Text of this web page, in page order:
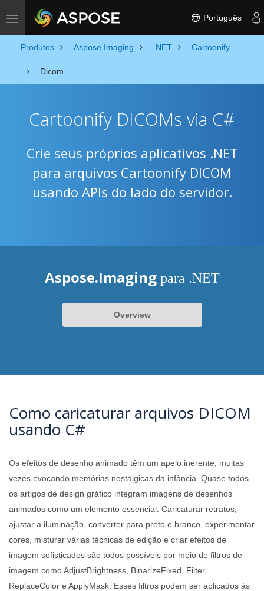
Toggle navigation Português
Produtos Aspose.Imaging .NET Cartoonify
Dicom
Cartoonify DICOMs via C#
Crie seus próprios aplicativos .NET
para arquivos Cartoonify DICOM
usando APIs do lado do servidor.
Aspose.Imaging para .NET
Overview
Como caricaturar arquivos DICOM
usando C#
Os efeitos de desenho animado têm um apelo inerente, muitas
vezes evocando memórias nostálgicas da infância. Quase todos
os artigos de design gráfico integram imagens de desenhos
animados como um elemento essencial. Caricaturar retratos,
ajustar a iluminação, converter para preto e branco, experimentar
cores, misturar várias técnicas de edição e criar efeitos de
imagem sofisticados são todos possíveis por meio de filtros de
imagem como AdjustBrightness, BinarizeFixed, Filter,
ReplaceColor e ApplyMask. Esses filtros podem ser aplicados às